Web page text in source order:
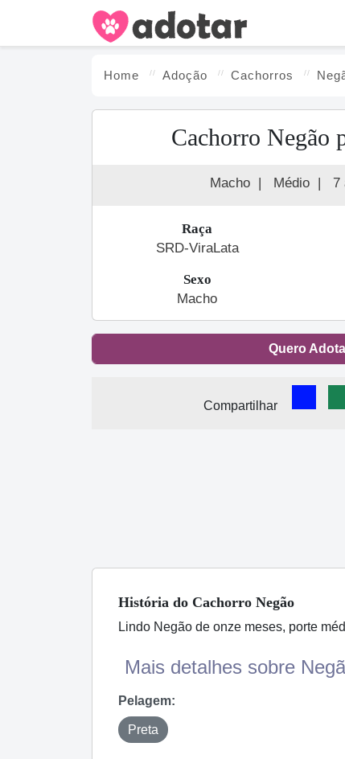
Home Adoção Cachorros
Cachorro Negão
Macho | Médio | 7
Raça
SRD-ViraLata
Sexo
Macho
Quero
Compartilhar
História do Cachorro Negão
Lindo Negão de onze meses, porte
Mais detalhes sobre
Pelagem:
Preta